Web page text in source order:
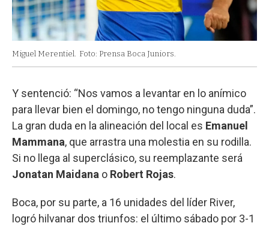
Miguel Merentiel. Foto: Prensa Boca Juniors.
Y sentenció: “Nos vamos a levantar en lo anímico
para llevar bien el domingo, no tengo ninguna duda”.
La gran duda en la alineación del local es Emanuel
Mammana, que arrastra una molestia en su rodilla.
Si no llega al superclásico, su reemplazante será
Jonatan Maidana o Robert Rojas.
Boca, por su parte, a 16 unidades del líder River,
logró hilvanar dos triunfos: el último sábado por 3-1